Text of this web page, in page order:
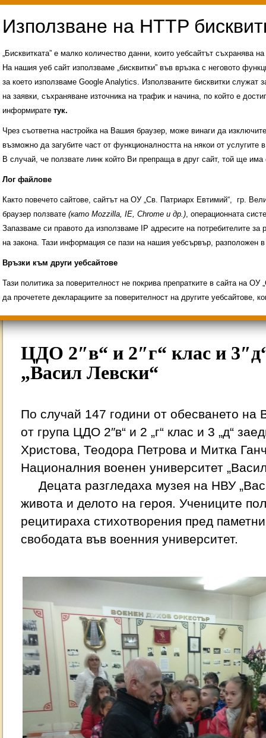
Свободни места за ученици
ИНОВАЦИЯ 2026
Олимпиади 2025/2026
ЦДО 2″в“ и 2″г“ клас и
„Васил Левски“
По случай 147 години от обесването на
от група ЦДО 2″в“ и 2 „г“ клас и 3 „д“
Христова, Теодора Петрова и Митка
Националния военен университет
Децата разгледаха музея на НВУ
живота и делото на героя. Учениците
рецитираха стихотворения пред
свободата във военния университет.
„Бисквитката” е малко количество данни, които уебсайтът съхранява
На нашия уеб сайт използваме „бисквитки” във връзка с неговото
за което използваме Google Analytics. Използваните бисквитки служат
на заявки, съхраняване източника на трафик и начина, по който е
информирате тук.
Чрез съответна настройка на Вашия браузер, може винаги да
възможно да загубите част от функционалността на някои от услугите
В случай, че ползвате линк който Ви препраща в друг сайт, той ще има
Лог файлове
Както повечето сайтове, сайтът на ОУ „Св. Патриарх Евтимий“, гр.
браузер ползвате (като Mozzilla, IE, Chrome и др.), операционната
Запазваме си правото да използваме IP адресите на потребителите
на закона. Тази информация се пази на нашия уебсървър,
Връзки към други уебсайтове
Тази политика за поверителност не покрива препратките в сайта на
да прочетете декларациите за поверителност на другите уебсайтове,